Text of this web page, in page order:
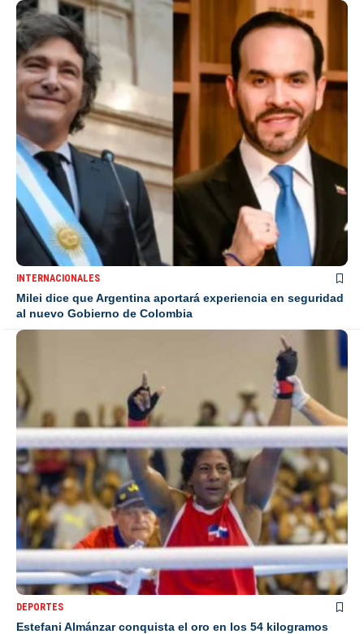
INTERNACIONALES
Milei dice que Argentina aportará experiencia en seguridad
al nuevo Gobierno de Colombia
DEPORTES
Estefani Almánzar conquista el oro en los 54 kilogramos